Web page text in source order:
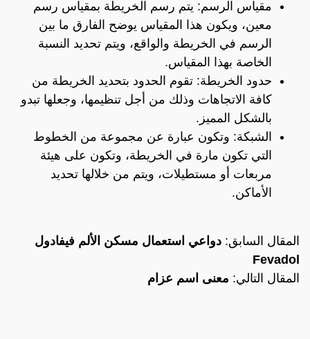
مقياس الرسم: يتم رسم الخريطة بمقياس رسم
معين، ويكون هذا المقياس يوضح الفارق ما بين
الرسم في الخريطة والواقع، ويتم تحديد النسبة
الخاصة بهذا المقياس.
حدود الخريطة: تقوم الحدود بتحديد الخريطة من
كافة الاتجاهات وذلك من أجل تنظيمها، وجعلها تبدو
بالشكل المميز.
الشبكة: وتكون عبارة عن مجموعة من الخطوط
التي تكون مارة في الخريطة، وتكون على هيئة
مربعات أو مستطيلات، ويتم من خلالها تحديد
الأماكن.
المقال السابق: دواعي استعمال مسكن الألم فيفادول
Fevadol
المقال التالي: معنى اسم عزام